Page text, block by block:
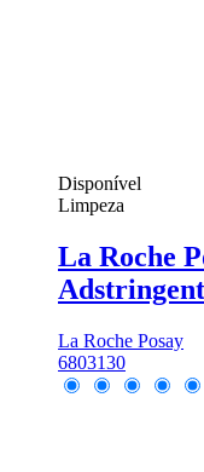
Disponível
Limpeza
La Roche
La Roche Posay
6803130